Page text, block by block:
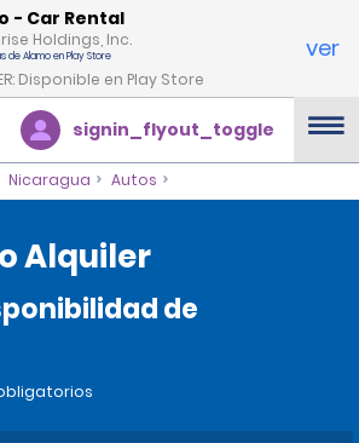
- Car Rental
Holdings, Inc.
Disponible en Play Store
ver
signin_flyout_toggle
Nicaragua Autos
Alquiler
de